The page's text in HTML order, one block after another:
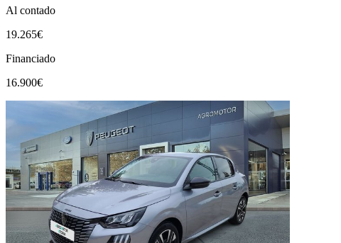
Al contado
19.265€
Financiado
16.900€